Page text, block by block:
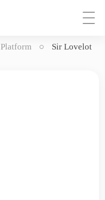
Platform Sir Lovelot